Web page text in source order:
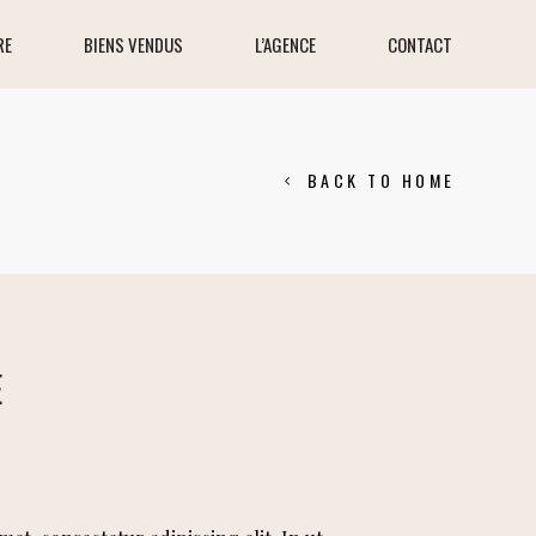
BIENS VENDUS L’AGENCE CONTACT
BACK TO HOME